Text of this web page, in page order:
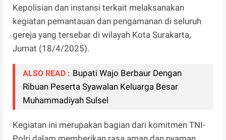
Kepolisian dan instansi terkait melaksanakan
kegiatan pemantauan dan pengamanan di seluruh
gereja yang tersebar di wilayah Kota Surakarta,
Jumat (18/4/2025).
ALSO READ : Bupati Wajo Berbaur Dengan
Ribuan Peserta Syawalan Keluarga Besar
Muhammadiyah Sulsel
Kegiatan ini merupakan bagian dari komitmen TNI-